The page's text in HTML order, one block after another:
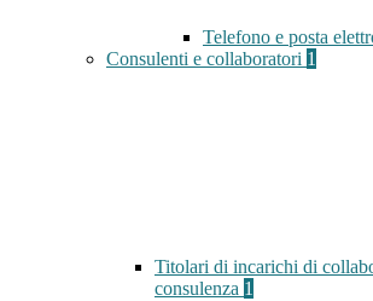
Telefono e posta
Consulenti e collaboratori 1
Titolari di incarichi di
consulenza 1